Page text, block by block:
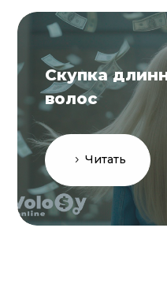
Скупка
волос
Читать